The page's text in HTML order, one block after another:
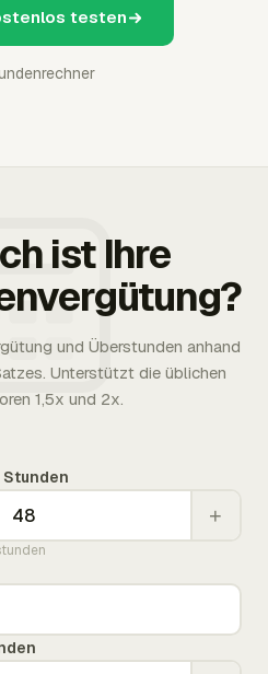
testen
ist Ihre
und Überstunden anhand
Unterstützt die üblichen
1,5x und 2x.
+